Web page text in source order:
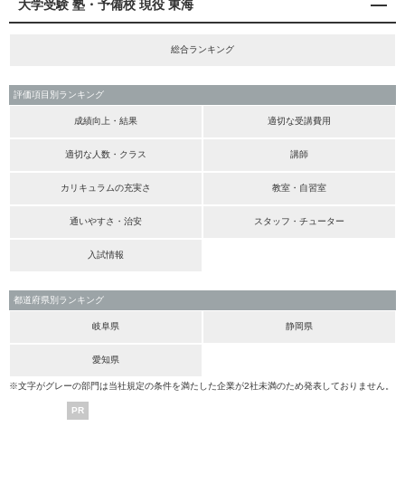
大学受験 塾・予備校 現役 東海
総合ランキング
評価項目別ランキング
成績向上・結果 適切な受講費用
適切な人数・クラス 講師
カリキュラムの充実さ 教室・自習室
通いやすさ・治安 スタッフ・チューター
入試情報
都道府県別ランキング
岐阜県 静岡県
愛知県
※文字がグレーの部門は当社規定の条件を満たした企業が2社未満のため発表しておりません。
PR